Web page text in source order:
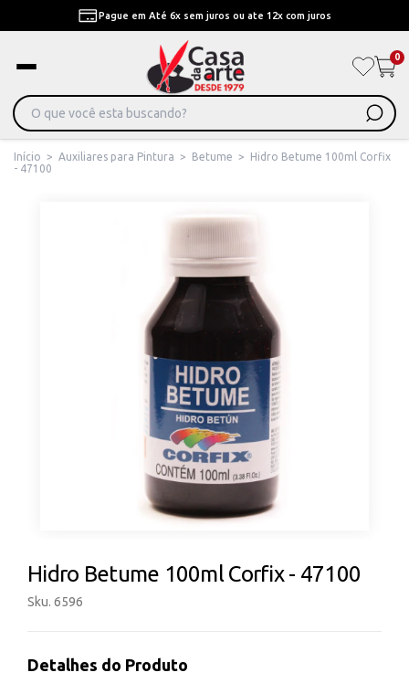
Pague em Até 6x sem juros ou ate 12x com juros
0
Início > Auxiliares para Pintura > Betume >
Hidro Betume 100ml Corfix
- 47100
Hidro Betume 100ml Corfix - 47100
Sku. 6596
Detalhes do Produto